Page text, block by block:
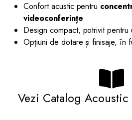
Confort acustic pentru
videoconferințe
Design compact, potrivit pentru
Opțiuni de dotare și finisaje, în
Vezi Catalog